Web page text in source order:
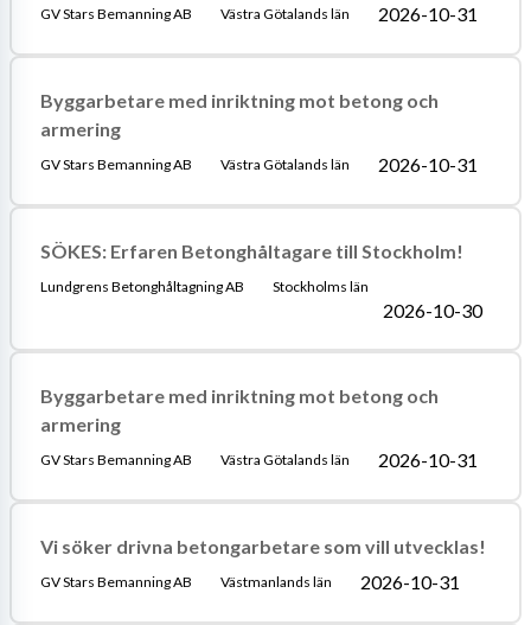
GV Stars Bemanning AB Västra Götalands län 2026-10-31
Byggarbetare med inriktning mot betong och
armering
GV Stars Bemanning AB Västra Götalands län 2026-10-31
SÖKES: Erfaren Betonghåltagare till Stockholm!
Lundgrens Betonghåltagning AB Stockholms län
2026-10-30
Byggarbetare med inriktning mot betong och
armering
GV Stars Bemanning AB Västra Götalands län 2026-10-31
Vi söker drivna betongarbetare som vill utvecklas!
GV Stars Bemanning AB Västmanlands län 2026-10-31